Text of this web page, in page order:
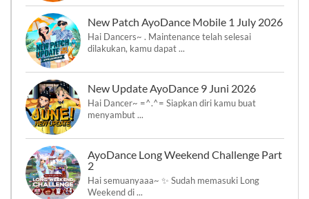
New Patch AyoDance Mobile 1 July 2026
Hai Dancers~ . Maintenance telah selesai
dilakukan, kamu dapat ...
New Update AyoDance 9 Juni 2026
Hai Dancer~ =^.^= Siapkan diri kamu buat
menyambut ...
AyoDance Long Weekend Challenge Part
2
Hai semuanyaaa~ ✨ Sudah memasuki Long
Weekend di ...